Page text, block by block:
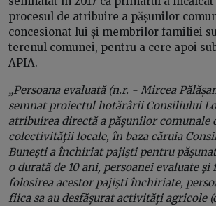
procesul de atribuire a pășunilor
concesionat lui și membrilor familiei
terenul comunei, pentru a cere apoi
APIA.
„Persoana evaluată (n.r. - Mircea
semnat proiectul hotărârii Consiliului
atribuirea directă a păşunilor comunale
colectivităţii locale, în baza căruia
Buneşti a închiriat pajişti pentru
o durată de 10 ani, persoanei evaluate
folosirea acestor pajişti închiriate,
fiica sa au desfăşurat activităţi agricole